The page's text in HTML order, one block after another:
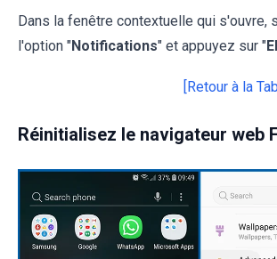
Dans la fenêtre contextuelle qui s'ouvre,
l'option "Notifications" et appuyez sur "
[Retour à la
Réinitialisez le navigateur web